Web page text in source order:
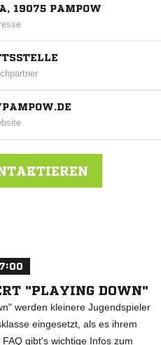
19075 PAMPOW
"PLAYING DOWN"
werden kleinere Jugendspieler
eingesetzt, als es ihrem
gibt's wichtige Infos zum